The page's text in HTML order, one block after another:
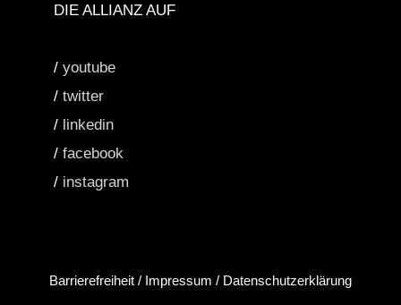
DIE ALLIANZ AUF
/ youtube
/ twitter
/ linkedin
/ facebook
/ instagram
Barrierefreiheit / Impressum / Datenschutzerklärung